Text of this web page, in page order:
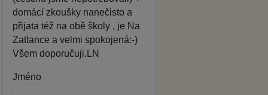
domácí zkoušky nanečisto a
přijata též na obě školy , je Na
Zatlance a velmi spokojená:-)
Všem doporučuji.LN
Jméno